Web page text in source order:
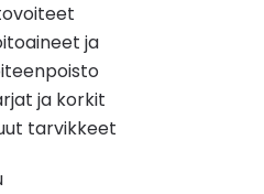
ja
ja korkit
tarvikkeet